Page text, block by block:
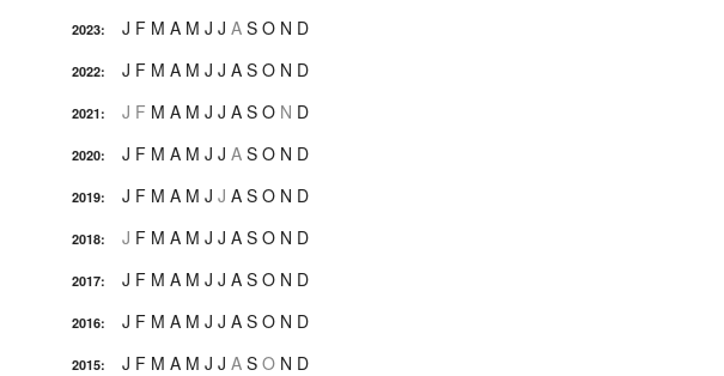
2023: J F M A M J J A S O N D
2022: J F M A M J J A S O N D
2021: J F M A M J J A S O N D
2020: J F M A M J J A S O N D
2019: J F M A M J J A S O N D
2018: J F M A M J J A S O N D
2017: J F M A M J J A S O N D
2016: J F M A M J J A S O N D
2015: J F M A M J J A S O N D